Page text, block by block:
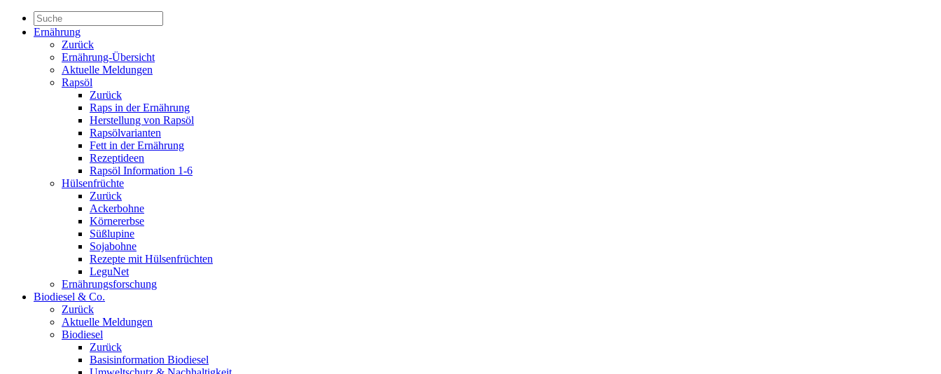
Ernährung
Zurück
Ernährung-Übersicht
Aktuelle Meldungen
Rapsöl
Zurück
Raps in der Ernährung
Herstellung von Rapsöl
Rapsölvarianten
Fett in der Ernährung
Rezeptideen
Rapsöl Information 1-6
Hülsenfrüchte
Zurück
Ackerbohne
Körnererbse
Süßlupine
Sojabohne
Rezepte mit Hülsenfrüchten
LeguNet
Ernährungsforschung
Biodiesel & Co.
Zurück
Aktuelle Meldungen
Biodiesel
Zurück
Basisinformation Biodiesel